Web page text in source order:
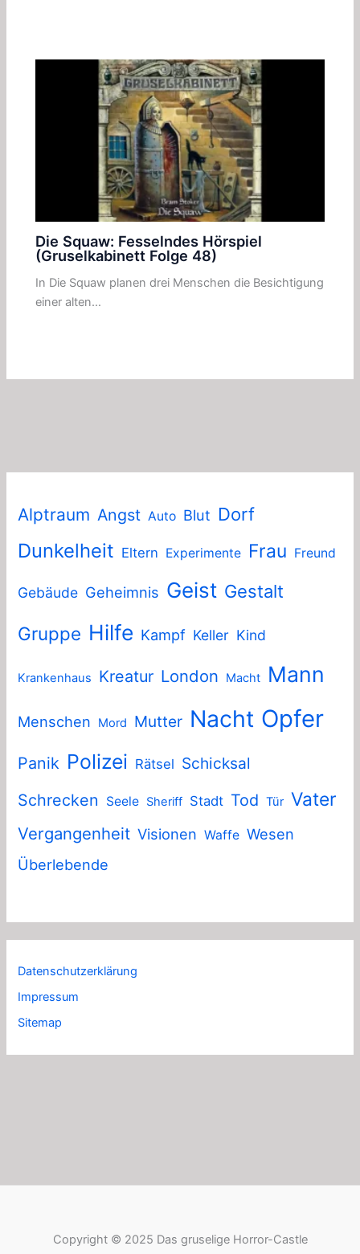
Alptraum Angst Auto Blut Dorf
Dunkelheit Eltern Experimente Frau Freund
Gebäude Geheimnis Geist Gestalt
Gruppe Hilfe Kampf Keller Kind
Krankenhaus Kreatur London Macht Mann
Menschen Mord Mutter Nacht Opfer
Panik Polizei Rätsel Schicksal
Schrecken
Seele Sheriff Stadt Tod Tür Vater
Vergangenheit Visionen Waffe Wesen
Überlebende
Datenschutzerklärung
Impressum
Sitemap
Die Squaw: Fesselndes Hörspiel
(Gruselkabinett Folge 48)
In Die Squaw planen drei Menschen die Besichtigung
einer alten…
Copyright © 2025 Das gruselige Horror-Castle